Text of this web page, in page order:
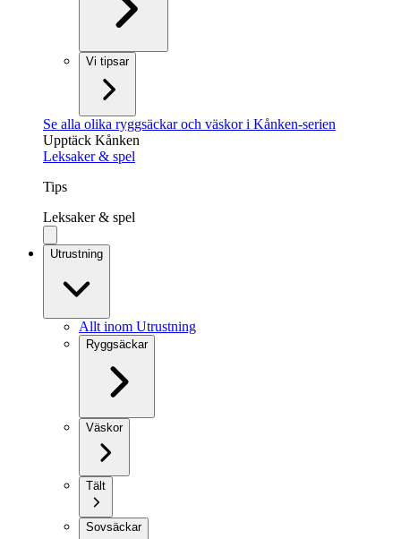
Vi tipsar
Se alla olika ryggsäckar och väskor i Kånken-serien
Upptäck Kånken
Leksaker & spel
Tips
Leksaker & spel
Utrustning
Allt inom Utrustning
Ryggsäckar
Väskor
Tält
Sovsäckar